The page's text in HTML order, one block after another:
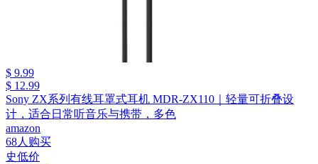
$ 9.99
$ 12.99
Sony ZX系列有线耳罩式耳机 MDR-ZX110｜轻量可折叠设
计，适合日常听音乐与携带，多色
amazon
68人购买
史低价